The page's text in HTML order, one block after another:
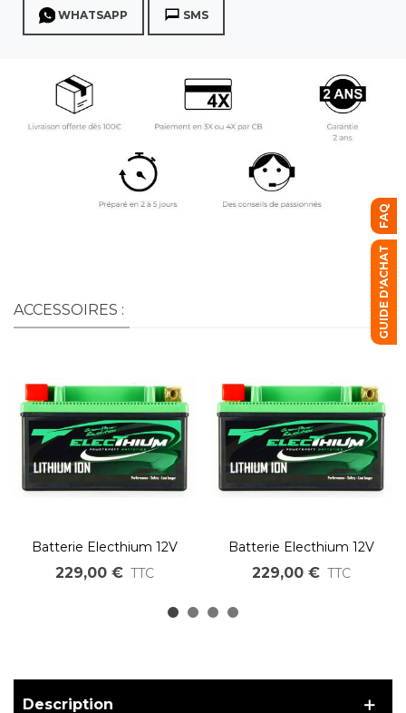
WHATSAPP SMS
ACCESSOIRES :
Batterie Electhium 12V
Lithium YTX20-BS /
HJTX20(H)-FP-S
229,00 € TTC
Batterie Electhium 12V
Lithium YTX20L-BS /
HJTX20(H)L-FP-S
229,00 € TTC
Description
FAQ
GUIDE D'ACHAT